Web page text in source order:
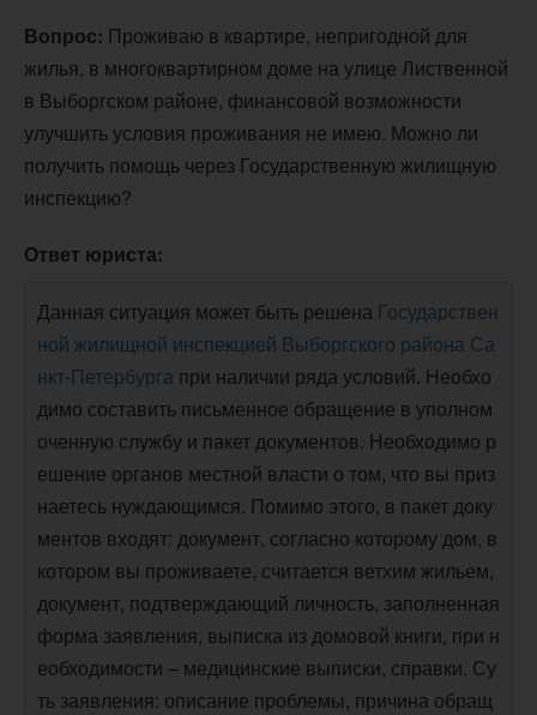
Вопрос: Проживаю в квартире, непригодной для
жилья, в многоквартирном доме на улице Лиственной
в Выборгском районе, финансовой возможности
улучшить условия проживания не имею. Можно ли
получить помощь через Государственную жилищную
инспекцию?
Ответ юриста:
Данная ситуация может быть решена Государствен
ной жилищной инспекцией Выборгского района Са
нкт-Петербурга при наличии ряда условий. Необхо
димо составить письменное обращение в уполном
оченную службу и пакет документов. Необходимо р
ешение органов местной власти о том, что вы приз
наетесь нуждающимся. Помимо этого, в пакет доку
ментов входят: документ, согласно которому дом, в
котором вы проживаете, считается ветхим жильем,
документ, подтверждающий личность, заполненная
форма заявления, выписка из домовой книги, при н
еобходимости – медицинские выписки, справки. Су
ть заявления: описание проблемы, причина обращ